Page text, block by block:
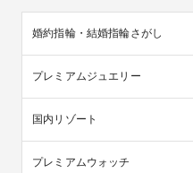
なく！
直前オトクプラン☆話題の特
まで幅広くご提案いたします。
婚約指輪・結婚指輪さがし
プレミアムジュエリー
国内リゾート
プレミアムウォッチ